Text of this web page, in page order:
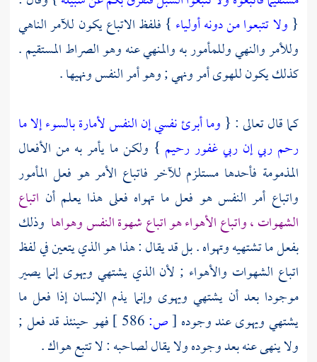
{ ولا تتبعوا من دونه أولياء } فلفظ الاتباع يكون للآمر الناهي
وللأمر والنهي وللمأمور به والمنهي عنه وهو الصراط المستقيم .
كذلك يكون للهوى أمر ونهي ; وهو أمر النفس ونهيها .
كما قال تعالى : { وما أبرئ نفسي إن النفس لأمارة بالسوء إلا ما
رحم ربي إن ربي غفور رحيم } ولكن ما يأمر به من الأفعال
المذمومة فأحدها مستلزم للآخر فاتباع الأمر هو فعل المأمور
واتباع أمر النفس هو فعل ما تهواه فعلى هذا يعلم أن اتباع
الشهوات ، واتباع الأهواء هو اتباع شهوة النفس وهواها وذلك
بفعل ما تشتهيه وتهواه . بل قد يقال : هذا هو الذي يتعين في لفظ
اتباع الشهوات والأهواء ; لأن الذي يشتهي ويهوى إنما يصير
موجودا بعد أن يشتهي ويهوى وإنما يذم الإنسان إذا فعل ما
يشتهي ويهوى عند وجوده [ص:
فهو حينئذ قد فعل ;
ولا ينهى عنه بعد وجوده ولا يقال لصاحبه : لا تتبع هواك .